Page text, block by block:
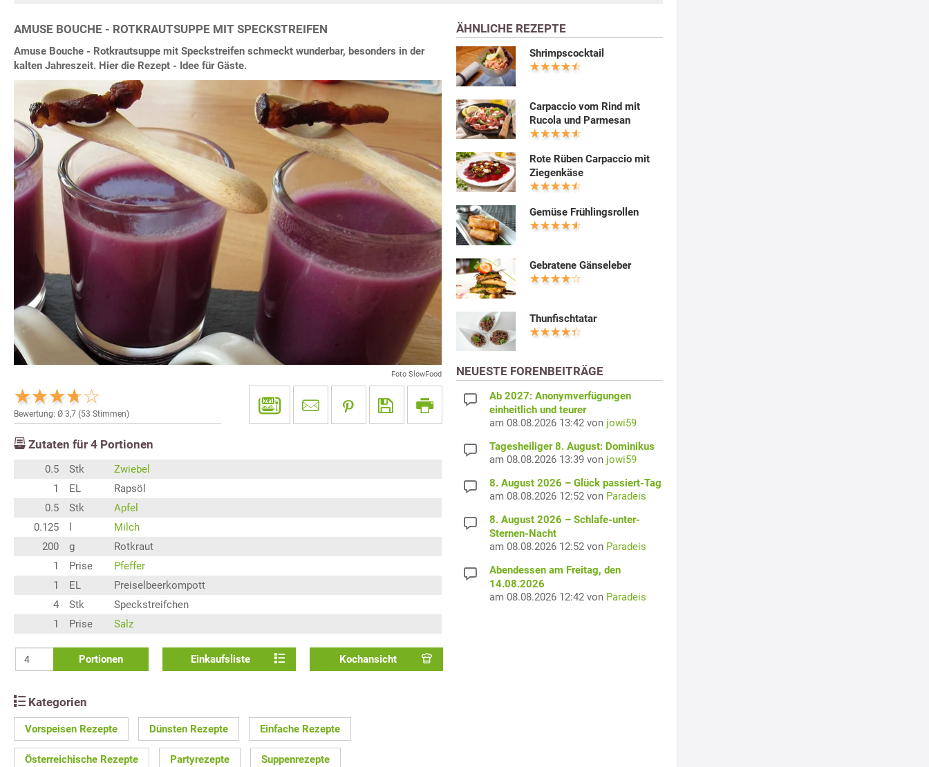
AMUSE BOUCHE - ROTKRAUTSUPPE MIT SPECKSTREIFEN
Amuse Bouche - Rotkrautsuppe mit Speckstreifen schmeckt wunderbar, besonders in der
kalten Jahreszeit. Hier die Rezept - Idee für Gäste.
Foto SlowFood
Bewertung: Ø 3,7 (53 Stimmen)
Zutaten für 4 Portionen
0.5 Stk
Zwiebel
1
EL
Rapsöl
0.5
Stk
Apfel
0.125
Milch
200
g
Rotkraut
1
Prise
Pfeffer
1
EL
Preiselbeerkompott
4
Stk
Speckstreifchen
1
Prise Salz
Portionen Einkaufsliste Kochansicht
Kategorien
Vorspeisen Rezepte Dünsten Rezepte Einfache Rezepte
Österreichische Rezepte Partyrezepte Suppenrezepte
ÄHNLICHE REZEPTE
Shrimpscocktail
Carpaccio vom Rind mit
Rucola und Parmesan
Rote Rüben Carpaccio mit
Ziegenkäse
Gemüse Frühlingsrollen
Gebratene Gänseleber
Thunfischtatar
NEUESTE FORENBEITRÄGE
Ab 2027: Anonymverfügungen
einheitlich und teurer
am 08.08.2026 13:42 von jowi59
Tagesheiliger 8. August: Dominikus
am 08.08.2026 13:39 von jowi59
8. August 2026 – Glück passiert-Tag
am 08.08.2026 12:52 von Paradeis
8. August 2026 – Schlafe-unter-
Sternen-Nacht
am 08.08.2026 12:52 von Paradeis
Abendessen am Freitag, den
14.08.2026
am 08.08.2026 12:42 von Paradeis